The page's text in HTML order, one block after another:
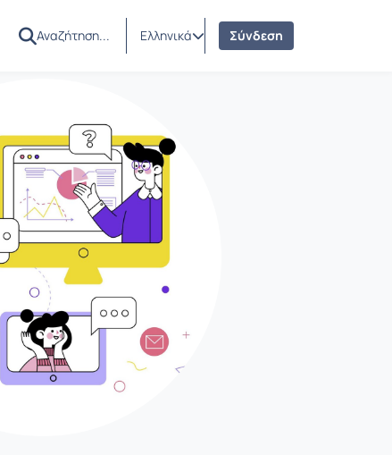
Ελληνικά Σύνδεση